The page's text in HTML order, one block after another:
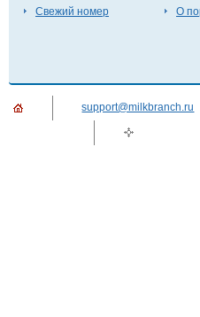
Свежий номер
О
support@milkbranch.ru